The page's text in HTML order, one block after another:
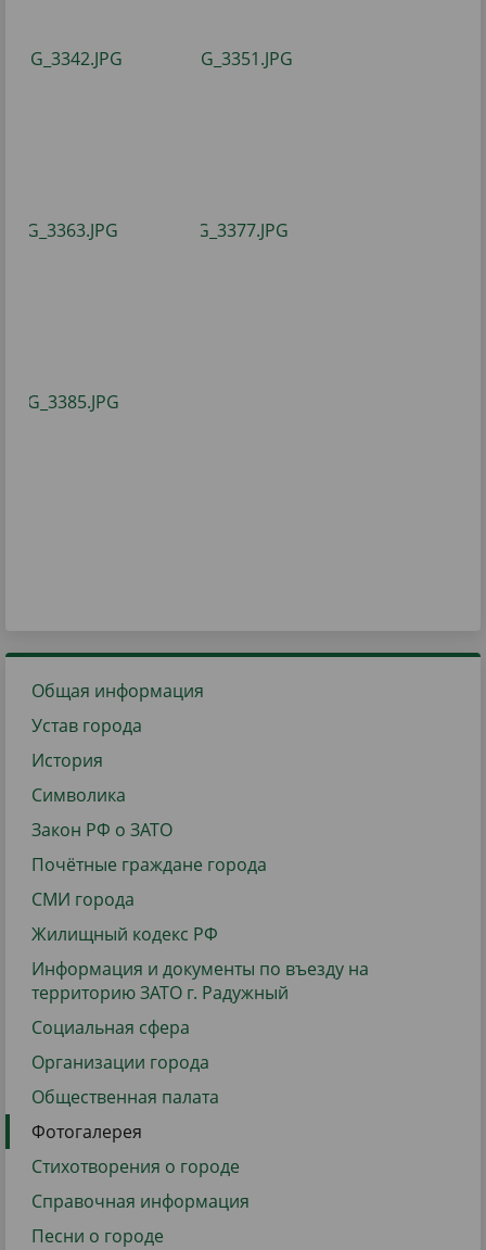
Общая информация
Устав города
История
Символика
Закон РФ о ЗАТО
Почётные граждане города
СМИ города
Жилищный кодекс РФ
Информация и документы по въезду на
территорию ЗАТО г. Радужный
Социальная сфера
Организации города
Общественная палата
Фотогалерея
Стихотворения о городе
Справочная информация
Песни о городе